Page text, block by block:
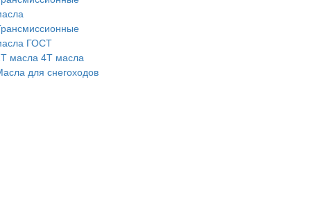
ГОСТ
масла 4Т масла
для снегоходов